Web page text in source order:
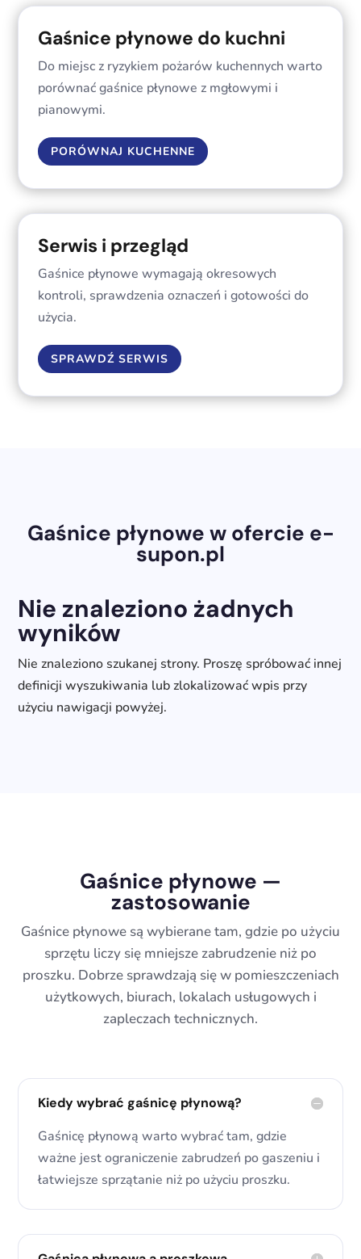
Gaśnice płynowe do kuchni
Do miejsc z ryzykiem pożarów kuchennych warto
porównać gaśnice płynowe z mgłowymi i
pianowymi.
PORÓWNAJ KUCHENNE
Serwis i przegląd
Gaśnice płynowe wymagają okresowych
kontroli, sprawdzenia oznaczeń i gotowości do
użycia.
SPRAWDŹ SERWIS
Gaśnice płynowe w ofercie e-
supon.pl
Nie znaleziono żadnych
wyników
Nie znaleziono szukanej strony. Proszę spróbować innej
definicji wyszukiwania lub zlokalizować wpis przy
użyciu nawigacji powyżej.
Gaśnice płynowe —
zastosowanie
Gaśnice płynowe są wybierane tam, gdzie po użyciu
sprzętu liczy się mniejsze zabrudzenie niż po
proszku. Dobrze sprawdzają się w pomieszczeniach
użytkowych, biurach, lokalach usługowych i
zapleczach technicznych.
Kiedy wybrać gaśnicę płynową?
Gaśnicę płynową warto wybrać tam, gdzie
ważne jest ograniczenie zabrudzeń po gaszeniu i
łatwiejsze sprzątanie niż po użyciu proszku.